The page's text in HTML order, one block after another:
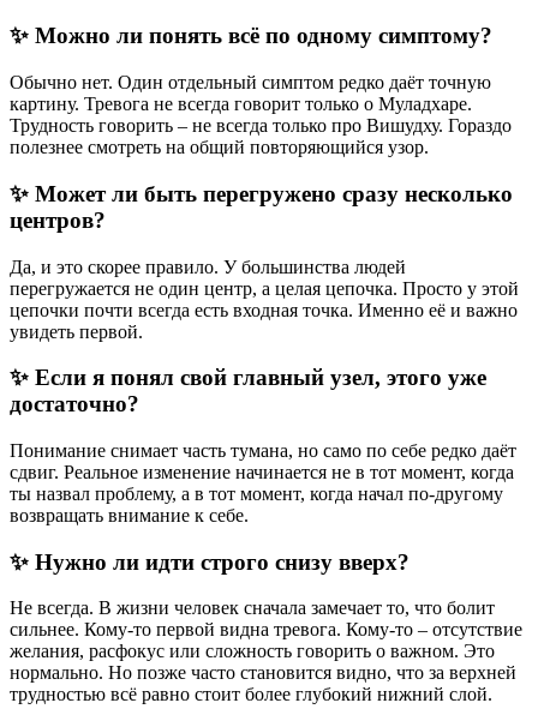
✨ Можно ли понять всё по одному симптому?
Обычно нет. Один отдельный симптом редко даёт точную
картину. Тревога не всегда говорит только о Муладхаре.
Трудность говорить – не всегда только про Вишудху. Гораздо
полезнее смотреть на общий повторяющийся узор.
✨ Может ли быть перегружено сразу несколько
центров?
Да, и это скорее правило. У большинства людей
перегружается не один центр, а целая цепочка. Просто у этой
цепочки почти всегда есть входная точка. Именно её и важно
увидеть первой.
✨ Если я понял свой главный узел, этого уже
достаточно?
Понимание снимает часть тумана, но само по себе редко даёт
сдвиг. Реальное изменение начинается не в тот момент, когда
ты назвал проблему, а в тот момент, когда начал по-другому
возвращать внимание к себе.
✨ Нужно ли идти строго снизу вверх?
Не всегда. В жизни человек сначала замечает то, что болит
сильнее. Кому-то первой видна тревога. Кому-то – отсутствие
желания, расфокус или сложность говорить о важном. Это
нормально. Но позже часто становится видно, что за верхней
трудностью всё равно стоит более глубокий нижний слой.